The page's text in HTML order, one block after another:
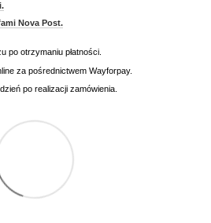
Nova Post.
po otrzymaniu płatności.
za pośrednictwem Wayforpay.
po realizacji zamówienia.